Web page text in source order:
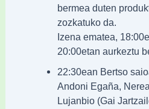
bermea duten
zozkatuko da.
Izena ematea,
20:00etan aurkeztu
22:30ean Bertso
Andoni Egaña,
Lujanbio (Gai